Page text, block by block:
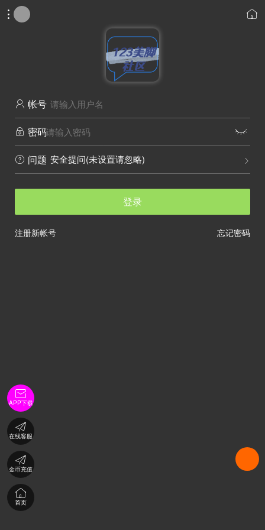
 
 帐号
 密码 
 问题 
安全提问(未设置请忽略)
登录
忘记密码
注册新帐号

APP下载

在线客服

金币充值

首页